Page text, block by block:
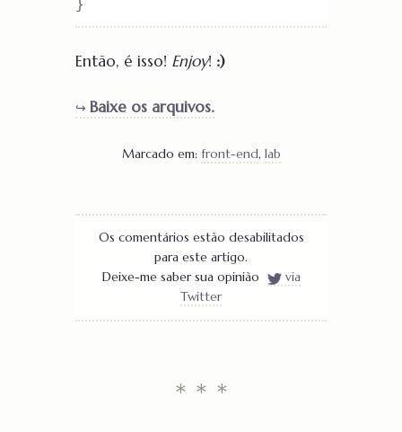
Então, é isso! Enjoy! :)
Baixe os arquivos.
Marcado em: front-end, lab
Os comentários estão desabilitados
para este artigo.
Deixe-me saber sua opinião
via
Twitter
* * *